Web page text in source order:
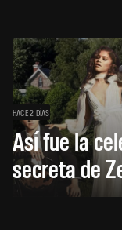
HACE 2 DÍAS
Así fue la
secreta de